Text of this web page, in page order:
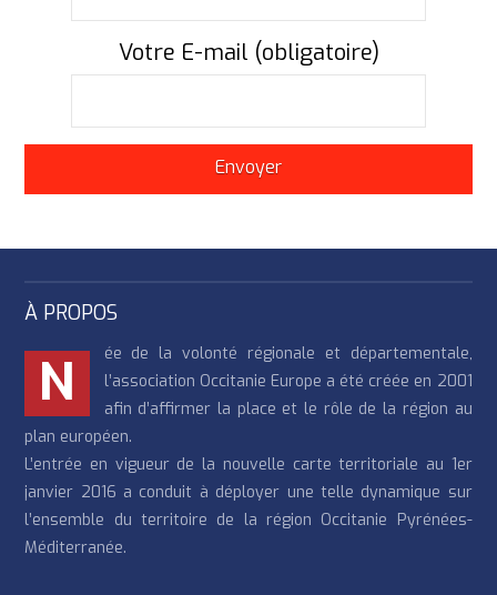
Votre E-mail (obligatoire)
À PROPOS
N
ée de la volonté régionale et départementale,
l’association Occitanie Europe a été créée en 2001
afin d’affirmer la place et le rôle de la région au
plan européen.
L’entrée en vigueur de la nouvelle carte territoriale au 1er
janvier 2016 a conduit à déployer une telle dynamique sur
l’ensemble du territoire de la région Occitanie Pyrénées-
Méditerranée.